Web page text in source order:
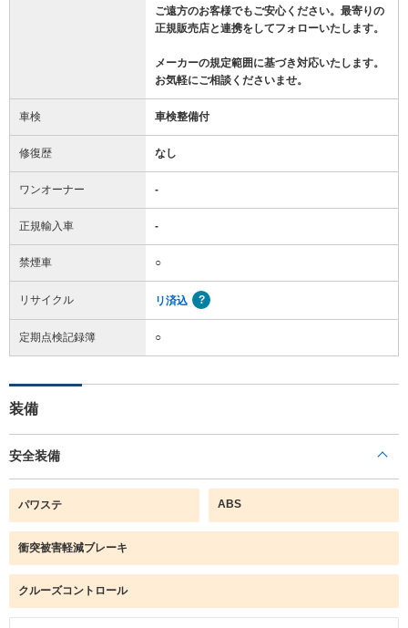
ご遠方のお客様でもご安心ください。最寄りの
正規販売店と連携をしてフォローいたします。
メーカーの規定範囲に基づき対応いたします。
お気軽にご相談くださいませ。
車検 車検整備付
修復歴 なし
ワンオーナー -
正規輸入車 -
禁煙車 ○
リサイクル リ済込
定期点検記録簿 ○
装備
安全装備
パワステ ABS
衝突被害軽減ブレーキ
クルーズコントロール